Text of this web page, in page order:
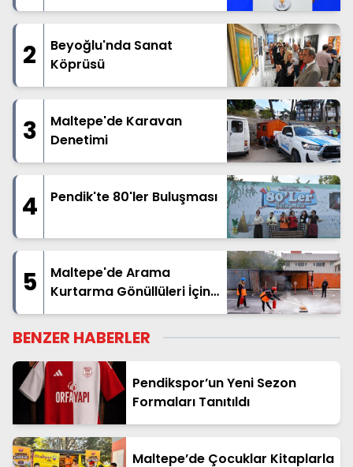
2
Beyoğlu'nda Sanat
Köprüsü
3
Maltepe'de Karavan
Denetimi
4 Pendik'te 80'ler Buluşması
5
Maltepe'de Arama
Kurtarma Gönüllüleri İçin
Başvurular Başladı
BENZER HABERLER
Pendikspor’un Yeni Sezon
Formaları Tanıtıldı
Maltepe’de Çocuklar Kitaplarla